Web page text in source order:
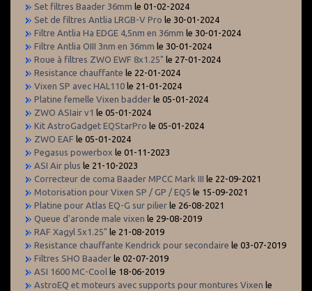
Set filtres Baader 36mm le 01-02-2024
Set de filtres Antlia LRGB-V Pro le 30-01-2024
Filtre Antlia Ha EDGE 4,5nm en 36mm le 30-01-2024
Filtre Antlia OIII 3nm en 36mm le 30-01-2024
Roue à filtres ZWO EWF 8x1.25" le 27-01-2024
Resistance chauffante le 22-01-2024
Vixen SP avec HAL110 le 21-01-2024
Platine femelle Vixen badder le 05-01-2024
ZWO ASIair v1 le 05-01-2024
Kit AstroGadget EQStarPro le 05-01-2024
ZWO EAF le 05-01-2024
Pegasus powerbox le 01-11-2023
ASI Air plus le 21-10-2023
Correcteur de coma Baader MPCC Mark III le 22-09-2021
Motorisation pour Vixen SP / GP / EQ5 le 15-09-2021
Platine pour Atlas EQ-G sur pilier le 26-08-2021
Queue d'aronde male vixen le 29-08-2019
RAF Xagyl 5x1.25" le 21-08-2019
Resistance chauffante Kendrick pour secondaire le 03-07-2019
Filtres SHO Baader le 02-07-2019
ASI 1600 MC-Cool le 18-06-2019
AstroEQ et moteurs avec supports pour montures Vixen le